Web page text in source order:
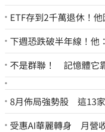
ETF存到2千萬退休！
下週恐跌破半年線！他
不是群聯！ 記憶體它
8月佈局強勢股 這13
受惠AI華麗轉身 月營